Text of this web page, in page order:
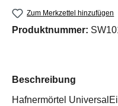
Zum Merkzettel hinzufügen
Produktnummer:
Beschreibung
Hafnermörtel